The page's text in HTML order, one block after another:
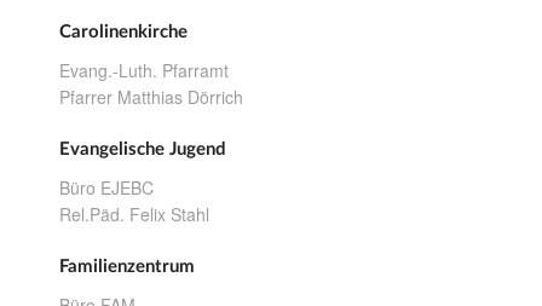
Carolinenkirche
Evang.-Luth. Pfarramt
Pfarrer Matthias Dörrich
Evangelische Jugend
Büro EJEBC
Rel.Päd. Felix Stahl
Familienzentrum